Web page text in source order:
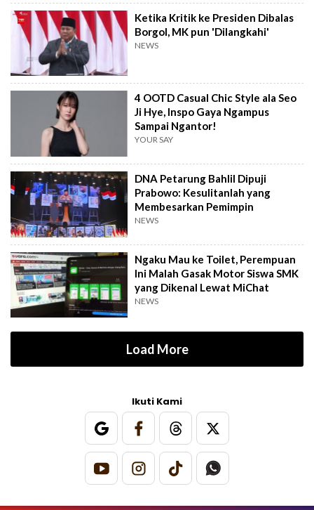
Ketika Kritik ke Presiden Dibalas
Borgol, MK pun 'Dilangkahi'
NEWS
4 OOTD Casual Chic Style ala Seo
Ji Hye, Inspo Gaya Ngampus
Sampai Ngantor!
YOUR SAY
DNA Petarung Bahlil Dipuji
Prabowo: Kesulitanlah yang
Membesarkan Pemimpin
NEWS
Ngaku Mau ke Toilet, Perempuan
Ini Malah Gasak Motor Siswa SMK
yang Dikenal Lewat MiChat
NEWS
Load More
Ikuti Kami